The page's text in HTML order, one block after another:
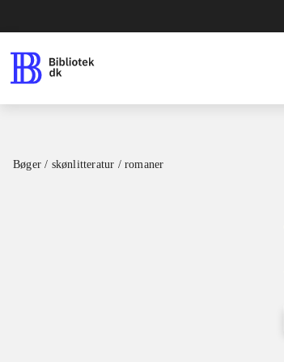
Bøger / skønlitteratur / romaner